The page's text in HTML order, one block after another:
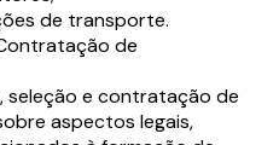
de transporte.
de
e contratação de
aspectos legais,